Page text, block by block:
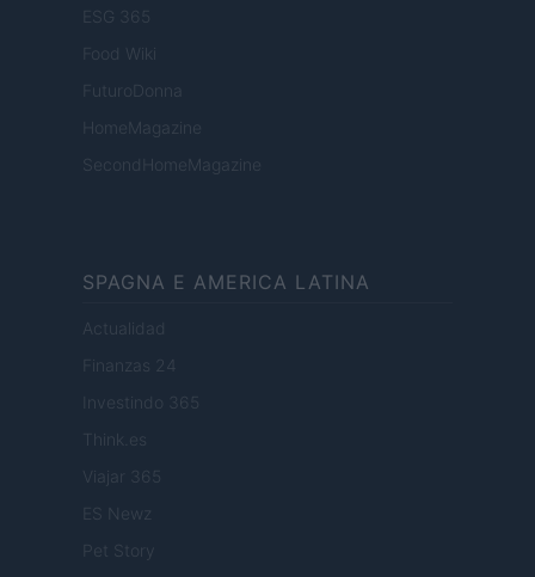
ESG 365
Food Wiki
FuturoDonna
HomeMagazine
SecondHomeMagazine
SPAGNA E AMERICA LATINA
Actualidad
Finanzas 24
Investindo 365
Think.es
Viajar 365
ES Newz
Pet Story